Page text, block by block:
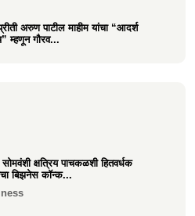
अरुण पाटील माहीम यांचा “आदर्श
म्हणून गौरव...
यशवंत ठाकूर ह्यांची मा.श्री.उद्धव
ठा...
सोमवंशी क्षत्रिय पाचकळशी हितवर्धक
बिझनेस कॉन्क...